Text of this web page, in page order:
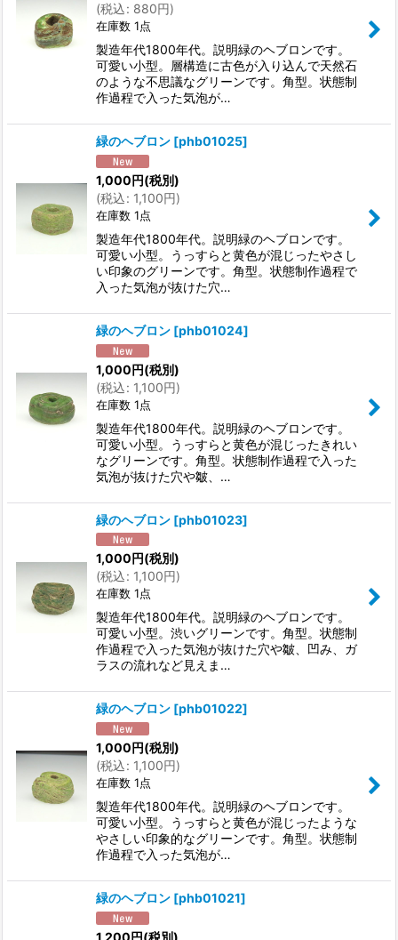
(税込: 880円)
在庫数 1点
製造年代1800年代。説明緑のヘブロンです。
可愛い小型。層構造に古色が入り込んで天然石
のような不思議なグリーンです。角型。状態制
作過程で入った気泡が…
緑のヘブロン [phb01025]
1,000円(税別)
(税込: 1,100円)
在庫数 1点
製造年代1800年代。説明緑のヘブロンです。
可愛い小型。うっすらと黄色が混じったやさし
い印象のグリーンです。角型。状態制作過程で
入った気泡が抜けた穴…
緑のヘブロン [phb01024]
1,000円(税別)
(税込: 1,100円)
在庫数 1点
製造年代1800年代。説明緑のヘブロンです。
可愛い小型。うっすらと黄色が混じったきれい
なグリーンです。角型。状態制作過程で入った
気泡が抜けた穴や皺、…
緑のヘブロン [phb01023]
1,000円(税別)
(税込: 1,100円)
在庫数 1点
製造年代1800年代。説明緑のヘブロンです。
可愛い小型。渋いグリーンです。角型。状態制
作過程で入った気泡が抜けた穴や皺、凹み、ガ
ラスの流れなど見えま…
緑のヘブロン [phb01022]
1,000円(税別)
(税込: 1,100円)
在庫数 1点
製造年代1800年代。説明緑のヘブロンです。
可愛い小型。うっすらと黄色が混じったような
やさしい印象的なグリーンです。角型。状態制
作過程で入った気泡が…
緑のヘブロン [phb01021]
1,200円(税別)